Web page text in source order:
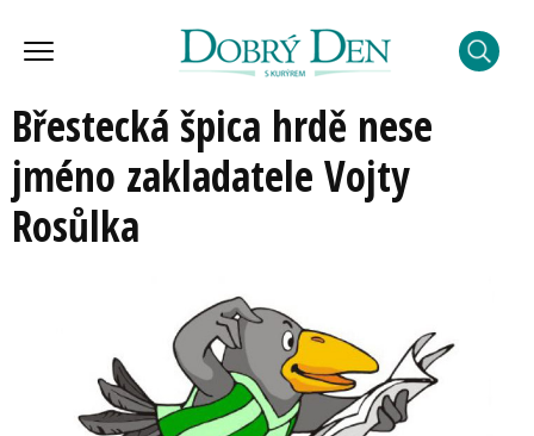
Břestecká špica hrdě nese
jméno zakladatele Vojty
Rosůlka